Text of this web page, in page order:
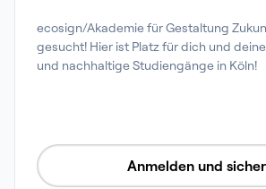
ecosign/Akademie für Gestaltung
gesucht! Hier ist Platz für dich und
und nachhaltige Studiengänge in Köln!
Anmelden und